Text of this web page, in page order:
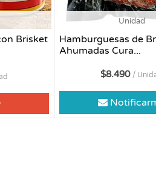
Brisket
Unidad
Hamburguesas de
Ahumadas Cura...
$8.490 /